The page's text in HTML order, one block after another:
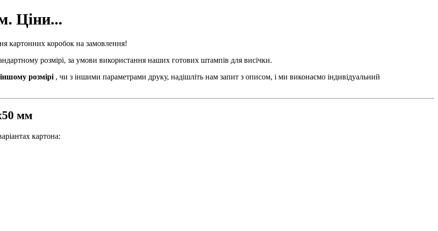
Ціни...
картонних коробок на замовлення!
розмірі, за умови використання наших готових штампів для висічки.
розмірі , чи з іншими параметрами друку, надішліть нам запит з описом, і ми виконаємо індивідуальний
мм
картона: